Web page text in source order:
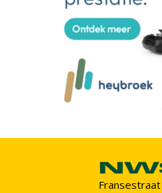
Fransestraat